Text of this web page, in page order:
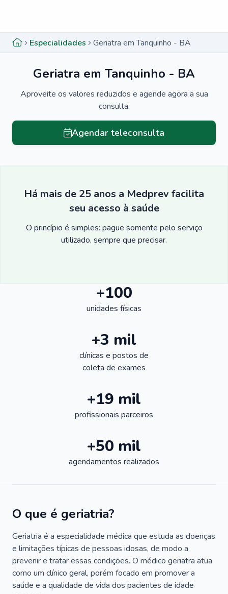
Especialidades Geriatra em Tanquinho - BA
Geriatra em Tanquinho - BA
Aproveite os valores reduzidos e agende agora a sua
consulta.
Agendar teleconsulta
Há mais de 25 anos a Medprev facilita
seu acesso à saúde
O princípio é simples: pague somente pelo serviço
utilizado, sempre que precisar.
+100
unidades físicas
+3 mil
clínicas e postos de
coleta de exames
+19 mil
profissionais parceiros
+50 mil
agendamentos realizados
O que é geriatria?
Geriatria é a especialidade médica que estuda as doenças
e limitações típicas de pessoas idosas, de modo a
prevenir e tratar essas condições. O médico geriatra atua
como um clínico geral, porém focado em promover a
saúde e a qualidade de vida dos pacientes de idade